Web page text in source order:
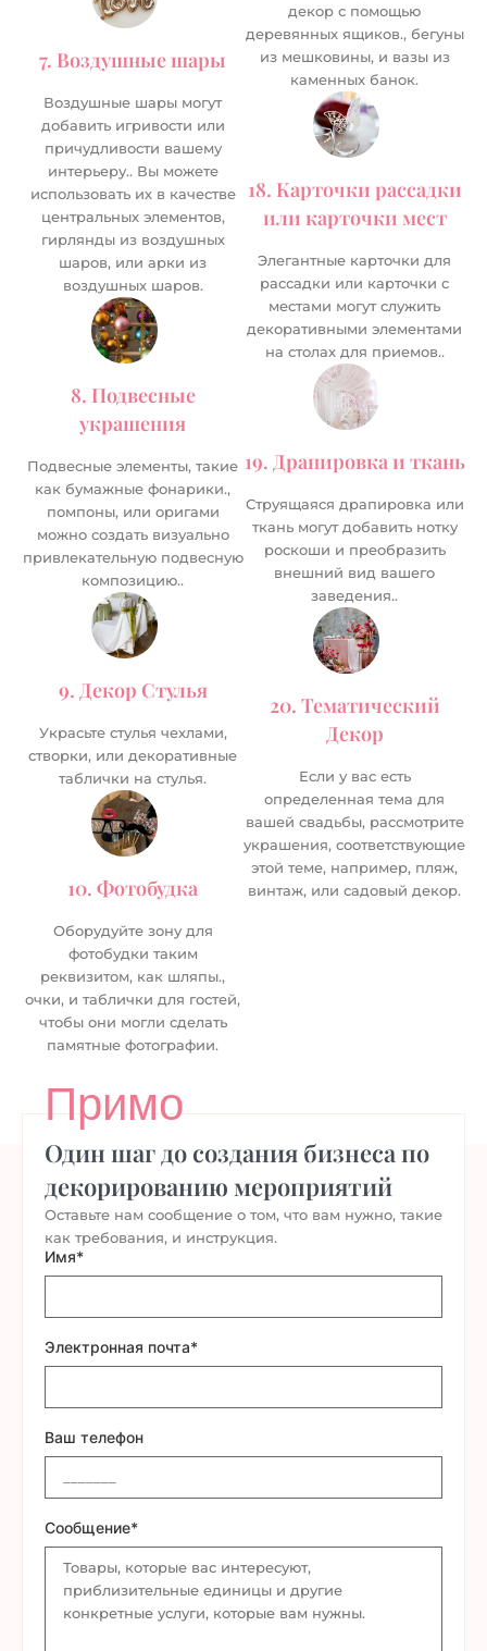
7. Воздушные шары
Воздушные шары могут
добавить игривости или
причудливости вашему
интерьеру.. Вы можете
использовать их в качестве
центральных элементов,
гирлянды из воздушных
шаров, или арки из
воздушных шаров.
8. Подвесные
украшения
Подвесные элементы, такие
как бумажные фонарики.,
помпоны, или оригами
можно создать визуально
привлекательную подвесную
композицию..
9. Декор Стулья
Украсьте стулья чехлами,
створки, или декоративные
таблички на стулья.
10. Фотобудка
Оборудуйте зону для
фотобудки таким
реквизитом, как шляпы.,
очки, и таблички для гостей,
чтобы они могли сделать
памятные фотографии.
декор с помощью
деревянных ящиков., бегуны
из мешковины, и вазы из
каменных банок.
18. Карточки рассадки
или карточки мест
Элегантные карточки для
рассадки или карточки с
местами могут служить
декоративными элементами
на столах для приемов..
19. Драпировка и ткань
Струящаяся драпировка или
ткань могут добавить нотку
роскоши и преобразить
внешний вид вашего
заведения..
20. Тематический
Декор
Если у вас есть
определенная тема для
вашей свадьбы, рассмотрите
украшения, соответствующие
этой теме, например, пляж,
винтаж, или садовый декор.
Примо
Один шаг до создания бизнеса по
декорированию мероприятий
Оставьте нам сообщение о том, что вам нужно, такие
как требования, и инструкция.
Имя*
Электронная почта*
Ваш телефон
Сообщение*